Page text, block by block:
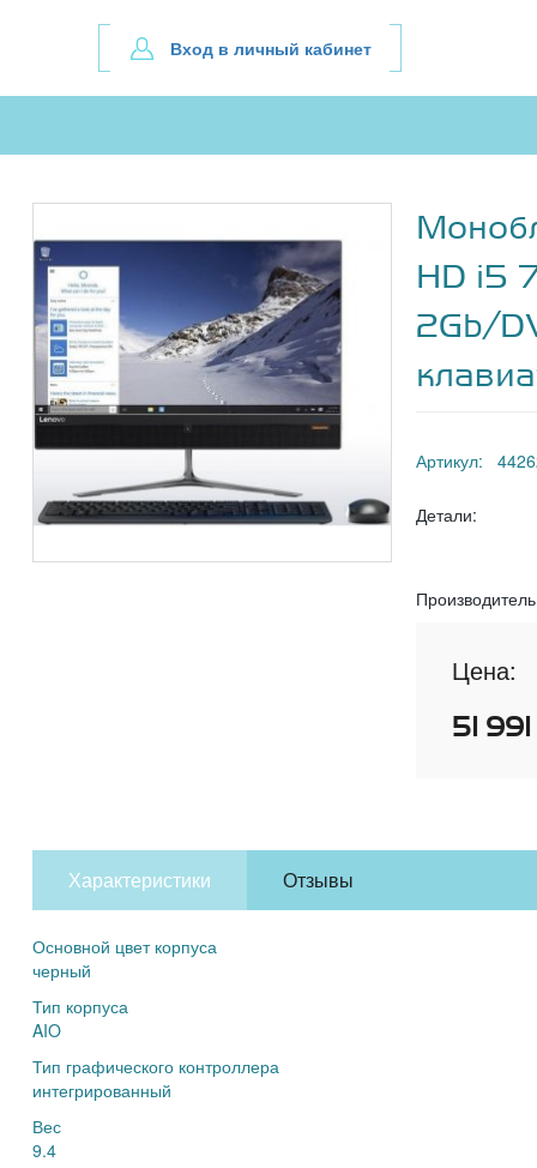
Вход в личный кабинет
HD i5
2Gb/
Артикул:
Детали:
Цена:
51 991
Характеристики Отзывы
Основной цвет корпуса
черный
Тип корпуса
AIO
Тип графического контроллера
интегрированный
Вес
9.4